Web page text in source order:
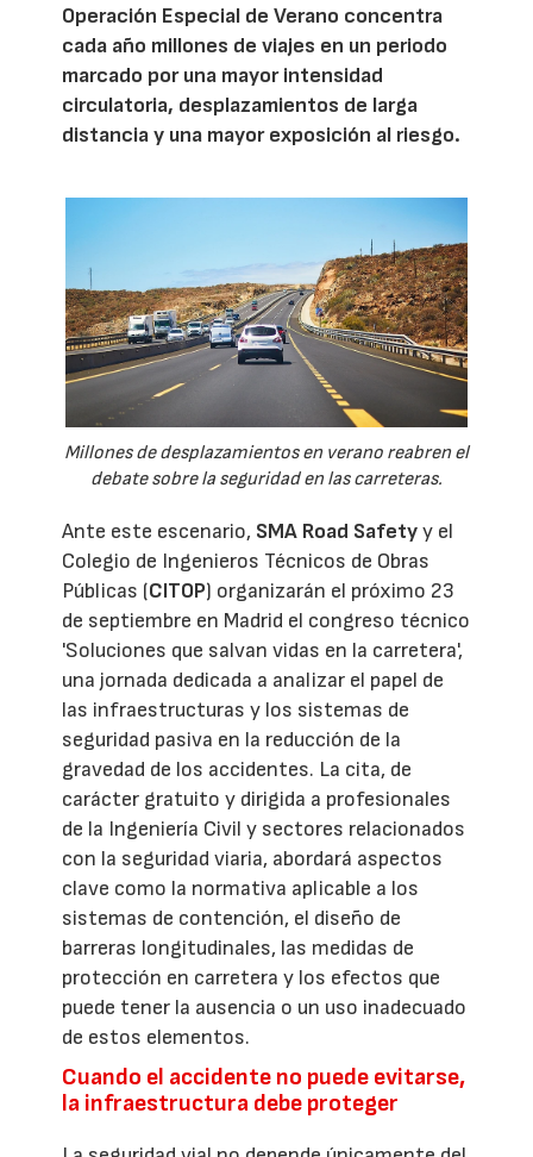
Operación Especial de Verano concentra
cada año millones de viajes en un periodo
marcado por una mayor intensidad
circulatoria, desplazamientos de larga
distancia y una mayor exposición al riesgo.
Millones de desplazamientos en verano reabren el
debate sobre la seguridad en las carreteras.
Ante este escenario, SMA Road Safetyy el
Colegio de Ingenieros Técnicos de Obras
Públicas (CITOP) organizarán el próximo 23
de septiembre en Madrid el congreso técnico
'Soluciones que salvan vidas en la carretera',
una jornada dedicada a analizar el papel de
las infraestructuras y los sistemas de
seguridad pasiva en la reducción de la
gravedad de los accidentes. La cita, de
carácter gratuito y dirigida a profesionales
de la Ingeniería Civil y sectores relacionados
con la seguridad viaria, abordará aspectos
clave como la normativa aplicable a los
sistemas de contención, el diseño de
barreras longitudinales, las medidas de
protección en carretera y los efectos que
puede tener la ausencia o un uso inadecuado
de estos elementos.
Cuando el accidente no puede evitarse,
la infraestructura debe proteger